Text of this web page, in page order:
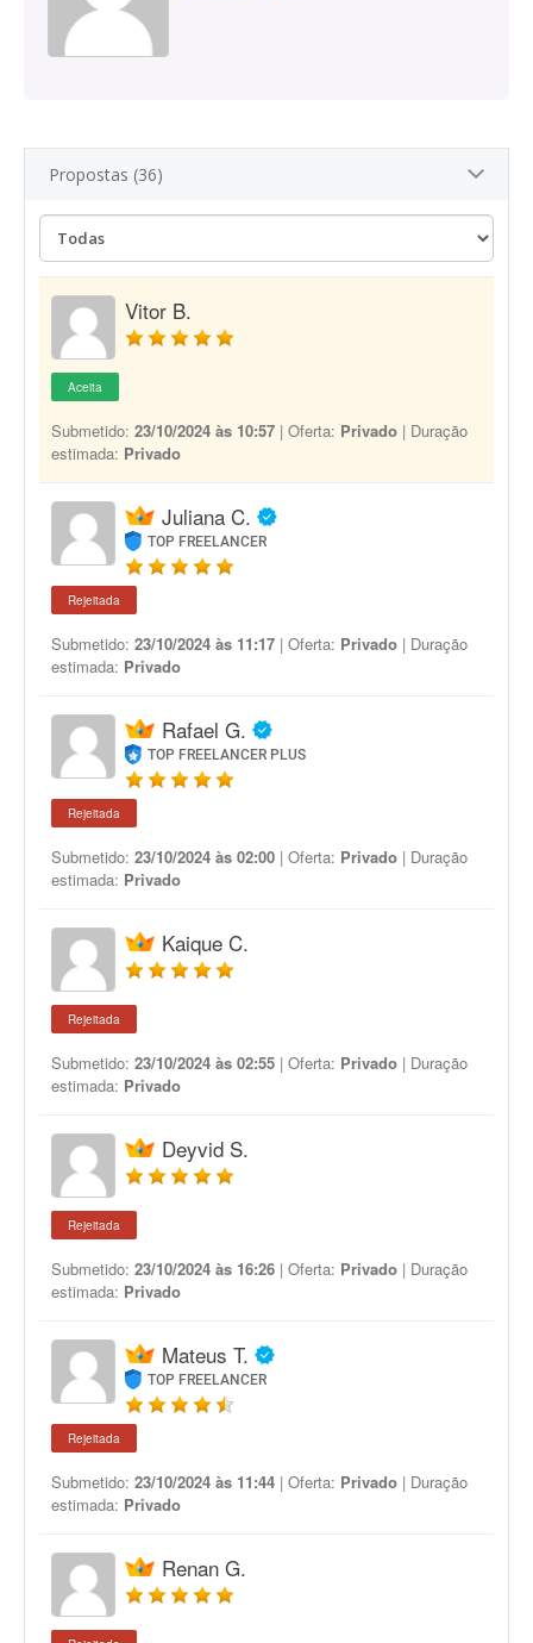
Propostas (36)
Vitor B.
Aceita
Submetido: 23/10/2024 às 10:57 | Oferta: Privado | Duração
estimada: Privado
Juliana C.
TOP FREELANCER
Rejeitada
Submetido: 23/10/2024 às 11:17 | Oferta: Privado | Duração
estimada: Privado
Rafael G.
TOP FREELANCER PLUS
Rejeitada
Submetido: 23/10/2024 às 02:00 | Oferta: Privado | Duração
estimada: Privado
Kaique C.
Rejeitada
Submetido: 23/10/2024 às 02:55 | Oferta: Privado | Duração
estimada: Privado
Deyvid S.
Rejeitada
Submetido: 23/10/2024 às 16:26 | Oferta: Privado | Duração
estimada: Privado
Mateus T.
TOP FREELANCER
Rejeitada
Submetido: 23/10/2024 às 11:44 | Oferta: Privado | Duração
estimada: Privado
Renan G.